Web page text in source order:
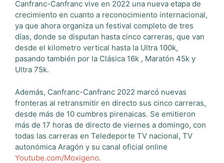
Canfranc-Canfranc vive en 2022 una nueva etapa de
crecimiento en cuanto a reconocimiento internacional,
ya que ahora organiza un festival completo de tres
días, donde se disputan hasta cinco carreras, que van
desde el kilometro vertical hasta la Ultra 100k,
pasando también por la Clásica 16k , Maratón 45k y
Ultra 75k.
Además, Canfranc-Canfranc 2022 marcó nuevas
fronteras al retransmitir en directo sus cinco carreras,
desde más de 10 cumbres pirenaicas. Se emitieron
más de 17 horas de directo de viernes a domingo, con
todas las carreras en Teledeporte TV nacional, TV
autonómica Aragón y su canal oficial online
Youtube.com/Moxigeno.